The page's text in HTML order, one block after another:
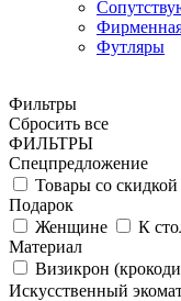
Футляры
Фильтры
Сбросить все
ФИЛЬТРЫ
Спецпредложение
Товары со скидкой
Подарок
Женщине
К
Материал
Визикрон
Искусственный